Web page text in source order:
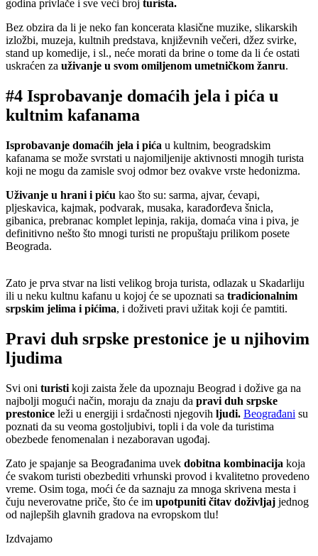
godina privlače i sve veći broj turista.
Bez obzira da li je neko fan koncerata klasične muzike, slikarskih
izložbi, muzeja, kultnih predstava, književnih večeri, džez svirke,
stand up komedije, i sl., neće morati da brine o tome da li će ostati
uskraćen za uživanje u svom omiljenom umetničkom žanru.
#4 Isprobavanje domaćih jela i pića u
kultnim kafanama
Isprobavanje domaćih jela i pića u kultnim, beogradskim
kafanama se može svrstati u najomiljenije aktivnosti mnogih turista
koji ne mogu da zamisle svoj odmor bez ovakve vrste hedonizma.
Uživanje u hrani i piću kao što su: sarma, ajvar, ćevapi,
pljeskavica, kajmak, podvarak, musaka, karađorđeva šnicla,
gibanica, prebranac komplet lepinja, rakija, domaća vina i piva, je
definitivno nešto što mnogi turisti ne propuštaju prilikom posete
Beograda.
Zato je prva stvar na listi velikog broja turista, odlazak u Skadarliju
ili u neku kultnu kafanu u kojoj će se upoznati sa tradicionalnim
srpskim jelima i pićima, i doživeti pravi užitak koji će pamtiti.
Pravi duh srpske prestonice je u njihovim
ljudima
Svi oni turisti koji zaista žele da upoznaju Beograd i dožive ga na
najbolji mogući način, moraju da znaju da pravi duh srpske
prestonice leži u energiji i srdačnosti njegovih ljudi. Beograđani su
poznati da su veoma gostoljubivi, topli i da vole da turistima
obezbede fenomenalan i nezaboravan ugođaj.
Zato je spajanje sa Beograđanima uvek dobitna kombinacija koja
će svakom turisti obezbediti vrhunski provod i kvalitetno provedeno
vreme. Osim toga, moći će da saznaju za mnoga skrivena mesta i
čuju neverovatne priče, što će im upotpuniti čitav doživljaj jednog
od najlepših glavnih gradova na evropskom tlu!
Izdvajamo